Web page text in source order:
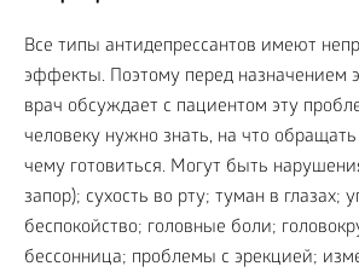
Все типы антидепрессантов имеют
эффекты. Поэтому перед назначением
врач обсуждает с пациентом эту
человеку нужно знать, на что
чему готовиться. Могут быть
запор); сухость во рту; туман в глазах;
беспокойство; головные боли;
бессонница; проблемы с эрекцией;